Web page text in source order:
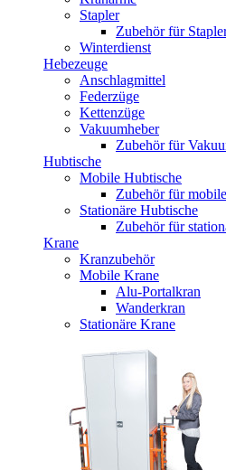
Stapler
Zubehör für
Winterdienst
Hebezeuge
Anschlagmittel
Federzüge
Kettenzüge
Vakuumheber
Zubehör für
Hubtische
Mobile Hubtische
Zubehör für
Stationäre Hubtische
Zubehör für
Krane
Kranzubehör
Mobile Krane
Alu-Portalkran
Wanderkran
Stationäre Krane